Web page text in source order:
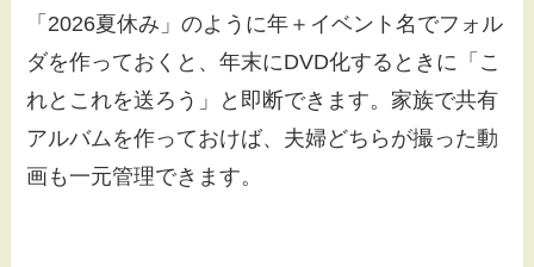
「2026夏休み」のように年＋イベント名でフォル
ダを作っておくと、年末にDVD化するときに「こ
れとこれを送ろう」と即断できます。家族で共有
アルバムを作っておけば、夫婦どちらが撮った動
画も一元管理できます。